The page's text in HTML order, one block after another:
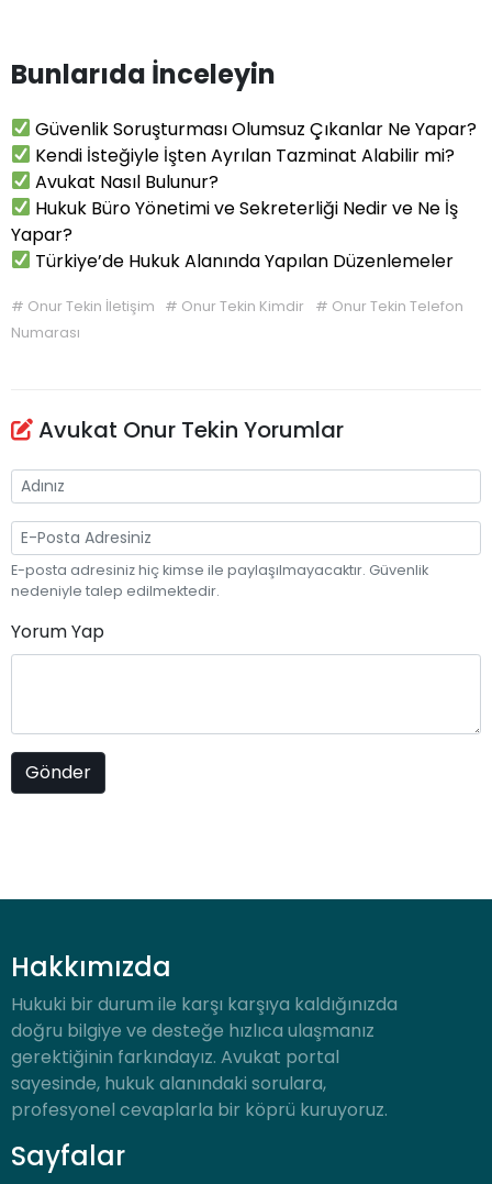
Bunlarıda İnceleyin
Güvenlik Soruşturması Olumsuz Çıkanlar Ne Yapar?
Kendi İsteğiyle İşten Ayrılan Tazminat Alabilir mi?
Avukat Nasıl Bulunur?
Hukuk Büro Yönetimi ve Sekreterliği Nedir ve Ne İş
Yapar?
Türkiye’de Hukuk Alanında Yapılan Düzenlemeler
# Onur Tekin İletişim # Onur Tekin Kimdir # Onur Tekin Telefon
Numarası
Avukat Onur Tekin Yorumlar
E-posta adresiniz hiç kimse ile paylaşılmayacaktır. Güvenlik
nedeniyle talep edilmektedir.
Yorum Yap
Hakkımızda
Hukuki bir durum ile karşı karşıya kaldığınızda
doğru bilgiye ve desteğe hızlıca ulaşmanız
gerektiğinin farkındayız. Avukat portal
sayesinde, hukuk alanındaki sorulara,
profesyonel cevaplarla bir köprü kuruyoruz.
Sayfalar